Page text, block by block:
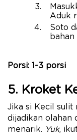
Aduk
Soto
Porsi: 1-3 porsi
5. Kroket
Jika si Kecil sulit
dijadikan olahan
menarik. Yuk,